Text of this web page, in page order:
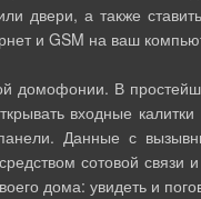
двери, а также
и GSM на ваш
В
входные
Данные с
сотовой
дома: увидеть и